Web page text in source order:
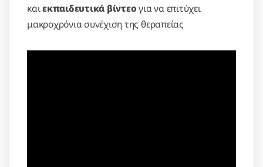
καιεκπαιδευτικά βίντεογια να επιτύχει
μακροχρόνια συνέχιση της θεραπείας